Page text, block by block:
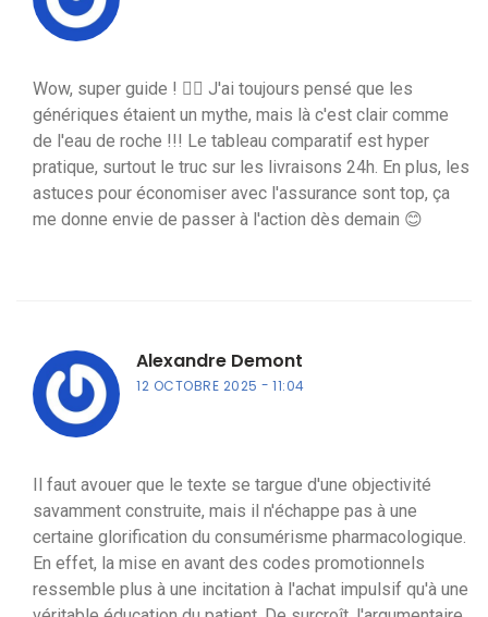
Wow, super guide ! 👍🏼 J'ai toujours pensé que les
génériques étaient un mythe, mais là c'est clair comme
de l'eau de roche !!! Le tableau comparatif est hyper
pratique, surtout le truc sur les livraisons 24h. En plus, les
astuces pour économiser avec l'assurance sont top, ça
me donne envie de passer à l'action dès demain 😊
Alexandre Demont
12 OCTOBRE 2025 11:04
Il faut avouer que le texte se targue d'une objectivité
savamment construite, mais il n'échappe pas à une
certaine glorification du consumérisme pharmacologique.
En effet, la mise en avant des codes promotionnels
ressemble plus à une incitation à l'achat impulsif qu'à une